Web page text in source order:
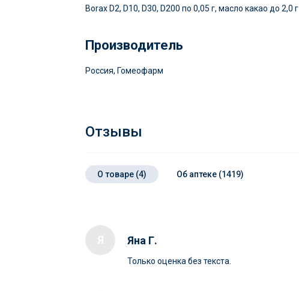
Borax D2, D10, D30, D200 по 0,05 г, масло какао до 2,0 г
Производитель
Россия, Гомеофарм
Отзывы
О товаре (4) Об аптеке (1419)
Яна Г.
Только оценка без текста.